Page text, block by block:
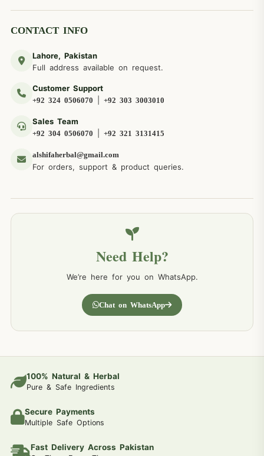
CONTACT INFO
Lahore, Pakistan
Full address available on request.
Customer Support
+92 324 0506070 +92 303 3003010
Sales Team
+92 304 0506070 +92 321 3131415
alshifaherbal@gmail.com
For orders, support & product queries.
Need Help?
We’re here for you on WhatsApp.
Chat on WhatsApp
100% Natural & Herbal
Pure & Safe Ingredients
Secure Payments
Multiple Safe Options
Fast Delivery Across Pakistan